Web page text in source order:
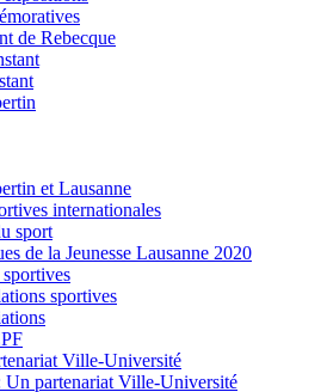
de Rebecque
et Lausanne
internationales
sport
de la Jeunesse Lausanne 2020
sportives
Ville-Université
partenariat Ville-Université